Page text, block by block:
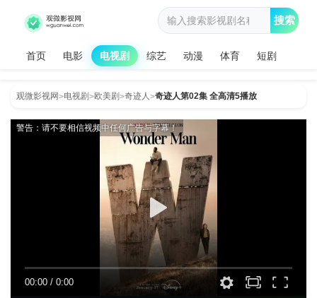
首页 电影 电视剧 综艺 动漫 体育 短剧
搜索
观微影视网>电视剧>欧美剧>奇迹人>奇迹人第02集 全高清5播放
00:00 / 0:00
警告：请不要相信视频中任何广告与字幕！